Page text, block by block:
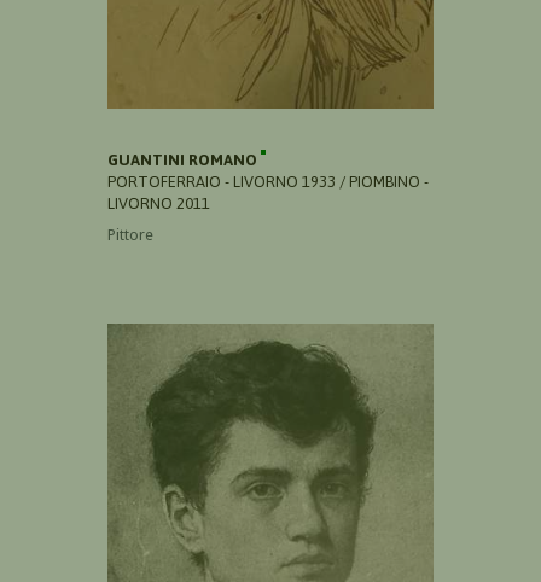
GUANTINI ROMANO
PORTOFERRAIO - LIVORNO 1933 / PIOMBINO -
LIVORNO 2011
Pittore